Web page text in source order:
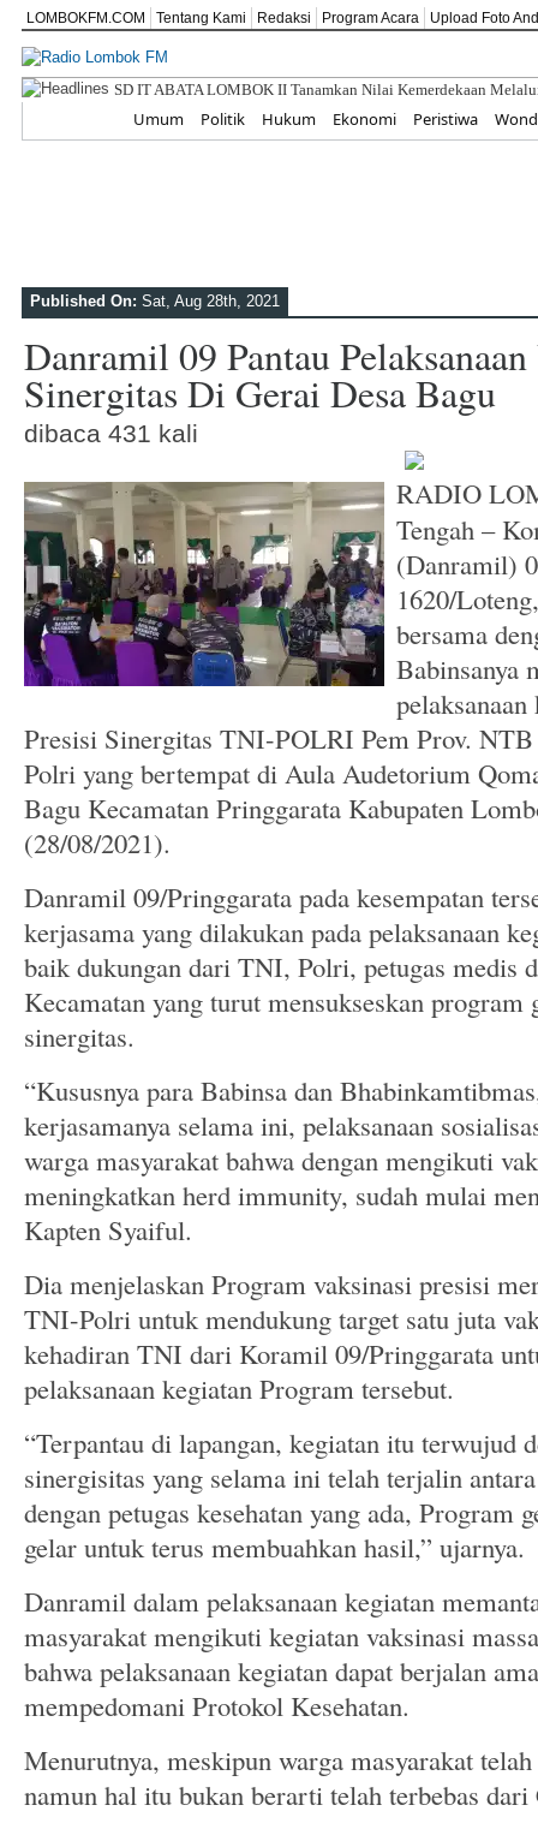
LOMBOKFM.COM Tentang Kami Redaksi Program Acara Upload Foto
SD IT ABATA LOMBOK II Tanamkan Nilai Kemerdekaan
Umum Politik Hukum Ekonomi Peristiwa
Published On: Sat, Aug 28th, 2021
Danramil 09 Pantau
Sinergitas Di Gerai Desa Bagu
dibaca 431 kali
RADIO
Tengah –
(Danramil)
1620/
bersama
Babinsanya
Presisi Sinergitas TNI-POLRI Pem Prov. NTB
Polri yang bertempat di Aula Audetorium
Bagu Kecamatan Pringgarata Kabupaten
(28/08/2021).
Danramil 09/Pringgarata pada kesempatan
kerjasama yang dilakukan pada pelaksanaan
baik dukungan dari TNI, Polri, petugas medis
Kecamatan yang turut mensukseskan program
sinergitas.
“Kususnya para Babinsa dan
kerjasamanya selama ini, pelaksanaan
warga masyarakat bahwa dengan mengikuti
meningkatkan herd immunity, sudah mulai
Kapten Syaiful.
Dia menjelaskan Program vaksinasi presisi
TNI-Polri untuk mendukung target satu juta
kehadiran TNI dari Koramil 09/Pringgarata
pelaksanaan kegiatan Program tersebut.
“Terpantau di lapangan, kegiatan itu terwujud
sinergisitas yang selama ini telah terjalin
dengan petugas kesehatan yang ada, Program
gelar untuk terus membuahkan hasil,” ujarnya.
Danramil dalam pelaksanaan kegiatan
masyarakat mengikuti kegiatan vaksinasi
bahwa pelaksanaan kegiatan dapat berjalan
mempedomani Protokol Kesehatan.
Menurutnya, meskipun warga masyarakat
namun hal itu bukan berarti telah terbebas